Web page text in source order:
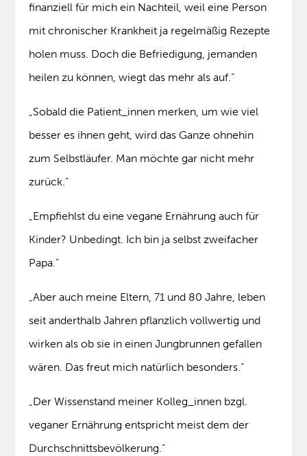
finanziell für mich ein Nachteil, weil eine Person
mit chronischer Krankheit ja regelmäßig Rezepte
holen muss. Doch die Befriedigung, jemanden
heilen zu können, wiegt das mehr als auf.“
„Sobald die Patient_innen merken, um wie viel
besser es ihnen geht, wird das Ganze ohnehin
zum Selbstläufer. Man möchte gar nicht mehr
zurück.“
„Empfiehlst du eine vegane Ernährung auch für
Kinder? Unbedingt. Ich bin ja selbst zweifacher
Papa.“
„Aber auch meine Eltern, 71 und 80 Jahre, leben
seit anderthalb Jahren pflanzlich vollwertig und
wirken als ob sie in einen Jungbrunnen gefallen
wären. Das freut mich natürlich besonders.“
„Der Wissenstand meiner Kolleg_innen bzgl.
veganer Ernährung entspricht meist dem der
Durchschnittsbevölkerung.“